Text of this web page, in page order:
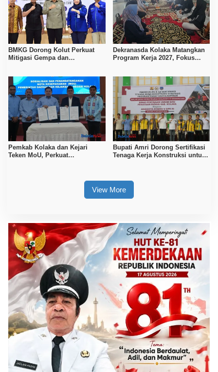
BMKG Dorong Kolut Perkuat
Mitigasi Gempa dan
Dekranasda Kolaka Matangkan
Program Kerja 2027, Fokus
Pemkab Kolaka dan Kejari
Teken MoU, Perkuat
Bupati Amri Dorong Sertifikasi
Tenaga Kerja Konstruksi untuk
View More